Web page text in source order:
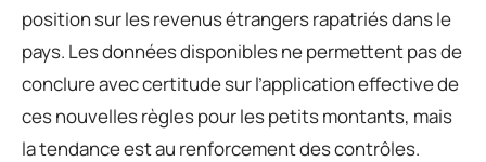
position sur les revenus étrangers rapatriés dans le
pays. Les données disponibles ne permettent pas de
conclure avec certitude sur l’application effective de
ces nouvelles règles pour les petits montants, mais
la tendance est au renforcement des contrôles.